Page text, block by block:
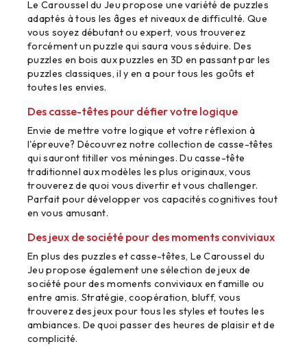
Le Caroussel du Jeu propose une variété de puzzles
adaptés à tous les âges et niveaux de difficulté. Que
vous soyez débutant ou expert, vous trouverez
forcément un puzzle qui saura vous séduire. Des
puzzles en bois aux puzzles en 3D en passant par les
puzzles classiques, il y en a pour tous les goûts et
toutes les envies.
Des casse-têtes pour défier votre logique
Envie de mettre votre logique et votre réflexion à
l'épreuve? Découvrez notre collection de casse-têtes
qui sauront titiller vos méninges. Du casse-tête
traditionnel aux modèles les plus originaux, vous
trouverez de quoi vous divertir et vous challenger.
Parfait pour développer vos capacités cognitives tout
en vous amusant.
Des jeux de société pour des moments conviviaux
En plus des puzzles et casse-têtes, Le Caroussel du
Jeu propose également une sélection de jeux de
société pour des moments conviviaux en famille ou
entre amis. Stratégie, coopération, bluff, vous
trouverez des jeux pour tous les styles et toutes les
ambiances. De quoi passer des heures de plaisir et de
complicité.